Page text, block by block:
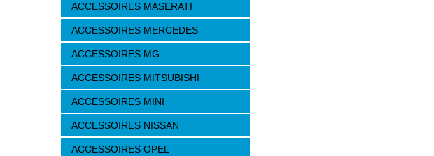
ACCESSOIRES MASERATI
ACCESSOIRES MERCEDES
ACCESSOIRES MG
ACCESSOIRES MITSUBISHI
ACCESSOIRES MINI
ACCESSOIRES NISSAN
ACCESSOIRES OPEL